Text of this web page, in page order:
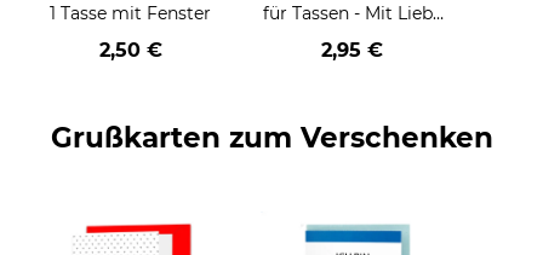
1 Tasse mit Fenster
2,50 €
für Tassen - Mit Liebe
geschenkt
2,95 €
Grußkarten zum Verschenken